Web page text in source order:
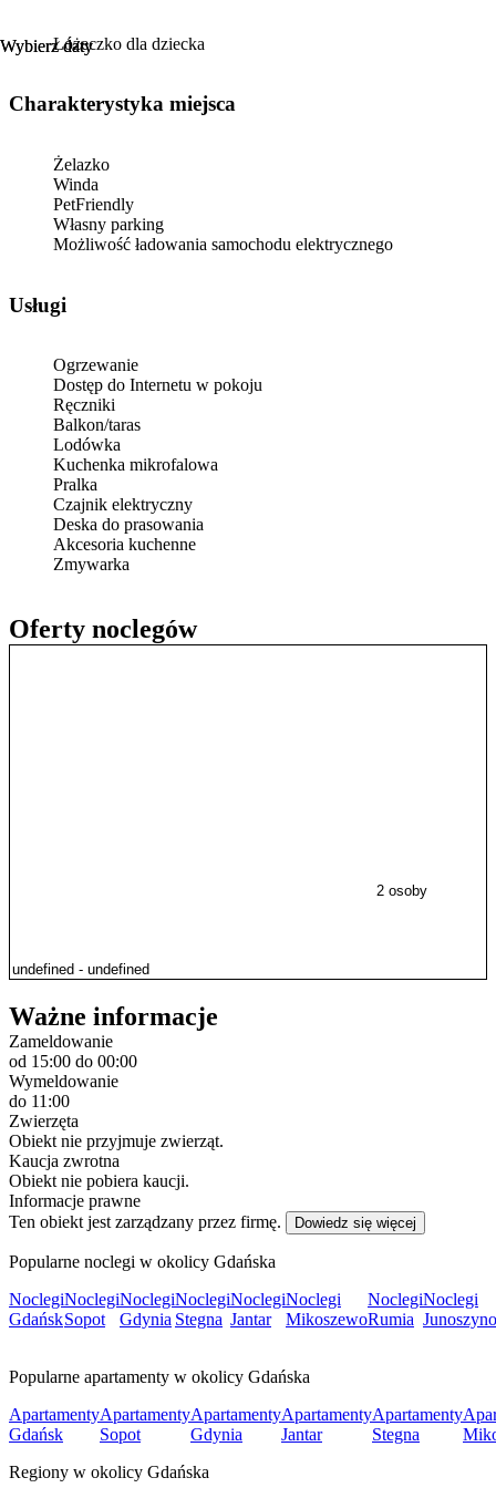
pralka
ZWIERZĘTA DOMOWE:
Zwierzęta domowe są dozwolone za dodatkową opłatą (100
zł/pobyt)
Publiczny bezpłatny parking (brak gwarancji miejsca).
Wybierz daty
Oferty noclegów
Wybierz daty
2 osoby
Łóżeczko dla dziecka
Charakterystyka miejsca
Żelazko
Winda
PetFriendly
Własny parking
Możliwość ładowania samochodu elektrycznego
Usługi
Ogrzewanie
Dostęp do Internetu w pokoju
Ręczniki
Balkon/taras
Lodówka
Kuchenka mikrofalowa
Pralka
Czajnik elektryczny
Deska do prasowania
Akcesoria kuchenne
Zmywarka
Ważne informacje
Zameldowanie
od 15:00 do 00:00
Wymeldowanie
do 11:00
Zwierzęta
Obiekt nie przyjmuje zwierząt.
Kaucja zwrotna
Obiekt nie pobiera kaucji.
Informacje prawne
Ten obiekt jest zarządzany przez firmę.
Dowiedz się więcej
Popularne noclegi w okolicy Gdańska
Noclegi
Gdańsk
Noclegi
Sopot
Noclegi
Gdynia
Noclegi
Stegna
Noclegi
Jantar
Noclegi
Mikoszewo
Noclegi
Rumia
Noclegi
Junoszyno
Popularne apartamenty w okolicy Gdańska
Apartamenty
Gdańsk
Apartamenty
Sopot
Apartamenty
Gdynia
Apartamenty
Jantar
Apartamenty
Stegna
Regiony w okolicy Gdańska